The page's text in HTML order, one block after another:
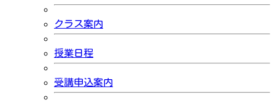
クラス案内
授業日程
受講申込案内